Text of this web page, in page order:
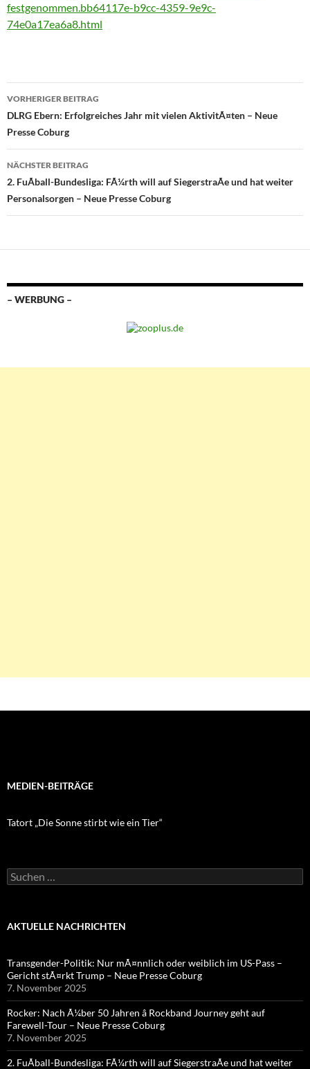
festgenommen.bb64117e-b9cc-4359-9e9c-
74e0a17ea6a8.html
Beitragsnavigation
VORHERIGER BEITRAG
DLRG Ebern: Erfolgreiches Jahr mit vielen AktivitÃ¤ten – Neue
Presse Coburg
NÄCHSTER BEITRAG
2. FuÃball-Bundesliga: FÃ¼rth will auf SiegerstraÃe und hat weiter
Personalsorgen – Neue Presse Coburg
– WERBUNG –
MEDIEN-BEITRÄGE
Tatort „Die Sonne stirbt wie ein Tier“
Suchen
nach:
AKTUELLE NACHRICHTEN
Transgender-Politik: Nur mÃ¤nnlich oder weiblich im US-Pass –
Gericht stÃ¤rkt Trump – Neue Presse Coburg
7. November 2025
Rocker: Nach Ã¼ber 50 Jahren â Rockband Journey geht auf
Farewell-Tour – Neue Presse Coburg
7. November 2025
2. FuÃball-Bundesliga: FÃ¼rth will auf SiegerstraÃe und hat weiter